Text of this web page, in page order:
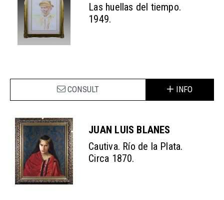
Las huellas del tiempo.
1949.
CONSULT INFO
JUAN LUIS BLANES
Cautiva. Río de la Plata.
Circa 1870.